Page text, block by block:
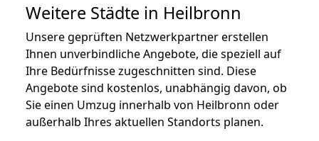
Weitere Städte in Heilbronn
Unsere geprüften Netzwerkpartner erstellen
Ihnen unverbindliche Angebote, die speziell auf
Ihre Bedürfnisse zugeschnitten sind. Diese
Angebote sind kostenlos, unabhängig davon, ob
Sie einen Umzug innerhalb von Heilbronn oder
außerhalb Ihres aktuellen Standorts planen.